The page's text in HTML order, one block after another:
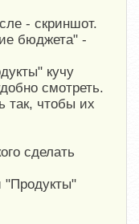
- скриншот.
бюджета" -
кучу
смотреть.
так, чтобы их
сделать
"Продукты"